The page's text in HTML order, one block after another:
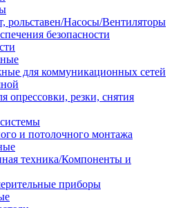
рольставен/Насосы/Вентиляторы
безопасности
для коммуникационных сетей
опрессовки, резки, снятия
и потолочного монтажа
техника/Компоненты и
приборы